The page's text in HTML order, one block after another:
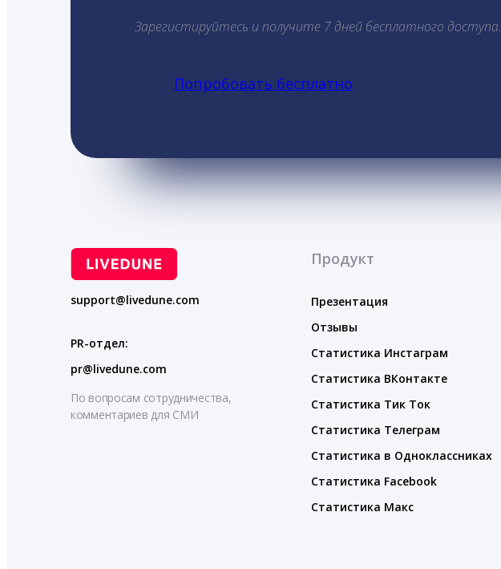
Зарегистируйтесь и получите 7 дней бесплатного доступа.
Попробовать бесплатно
support@livedune.com
PR-отдел:
pr@livedune.com
По вопросам сотрудничества,
комментариев для СМИ
Продукт
Презентация
Отзывы
Статистика Инстаграм
Статистика ВКонтакте
Статистика Тик Ток
Статистика Телеграм
Статистика в Одноклассниках
Статистика Facebook
Статистика Макс